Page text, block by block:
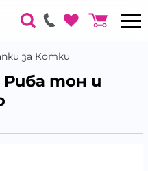
за Котки
Риба тон и